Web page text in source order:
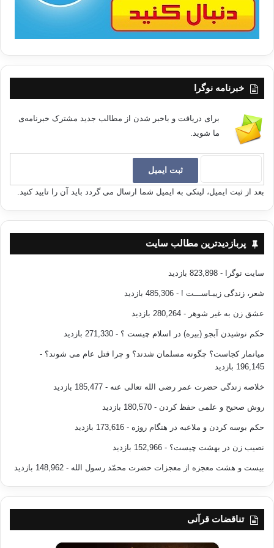
سکوت مسلمانان در ممالک اسلامی- به خصوص دولت های مورد اشاره- نسبت
به این ظلم و ستم ها، دل ها را آزرده و بر زخم ها نمک می پاشد. این سکوت و
عدم مبارزه با ظلم توسط مسلمانان و ترک امر به معروف و نهی از منکر برای
زدودن این ظلم و ستم با ظالمان، زیر پا گذاشتن اوامر صریح و قاطع خداوند
3- برابری و برادری انسان ها
خداوند علیم و حکیم می فرماید:
« يَا أَيُّهَا النَّاسُ إِنَّا خَلَقْنَاكُم مِّن ذَكَرٍ وَأُنثَى …»
« اي مردمان ! ما شما را از مرد و زني ( به نام آدم و حواء ) آفريده‌ايم …»
عبارت «خلقناکم» اشاره به وحدت خالق و آفریننده ی انسان ها؛ و عبارت «من
با دقت در این عبارات قرآنی به وضوح در می یابیم که ادعای برتری ذاتی بعضی
از انسان ها بر بعضی دیگر به خاطر رنگ، نژاد و ملیت -که خود در ایجاد آن ها
پیام آور رحمت الهی محمد (ص) در شرح و بسط این اصل قرآنی، در خطبهی
« ای مردم! پروردگار و خالق شما یکی است و پدر شما (اصل آفرینش ) یکی
است . همگی از آدم هستید و آدم از خاک . هیچ عربی بر عجمی (غیر عرب) و هیچ
با دقت در اواخر آیه ی مذکور که می فرماید:
« گرامی ترین شما نزد پروردگار، با تقواترین شماست »
در می یابیم که مقیاس برتری و فضیلت به خاطر تقوا نزد پروردگار مطرح است؛
نه اعطای امتیازات دنیوی.
خبرنامه نوگرا
برای دریافت و باخبر شدن از مطالب جدید مشترک خبرنامه‌ی
ما شوید.
بعد از ثبت ایمیل، لینکی به ایمیل شما ارسال می گردد باید آن را تایید کنید.
پربازدیدترین مطالب سایت
سایت نوگرا - 823,898 بازدید
شعر، زندگی زیبـاســـت ! - 485,306 بازدید
عشق زن به غیر شوهر - 280,264 بازدید
حکم نوشیدن آبجو (بیره) در اسلام چیست ؟ - 271,330 بازدید
میانمار کجاست؟ چگونه مسلمان شدند؟ و چرا قتل عام می شوند؟ -
196,145 بازدید
خلاصه زندگی حضرت عمر رضی الله تعالی عنه - 185,477 بازدید
روش صحیح و علمی حفظ کردن - 180,570 بازدید
حکم بوسه کردن و ملاعبه در هنگام روزه - 173,616 بازدید
نصیب زن در بهشت چیست؟ - 152,966 بازدید
بیست و هشت معجزه از معجزات حضرت محمّد رسول الله - 148,962 بازدید
تناقضات قرآنی